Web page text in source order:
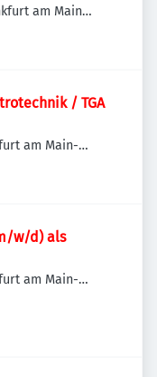
am Main
/ TGA
am Main-
w/d) als
am Main-